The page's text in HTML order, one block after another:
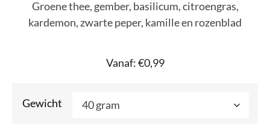
Groene thee, gember, basilicum, citroengras,
kardemon, zwarte peper, kamille en rozenblad
Vanaf:€0,99
Gewicht